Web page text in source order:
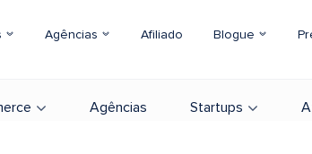
Agências Afiliado Blogue
Agências Startups